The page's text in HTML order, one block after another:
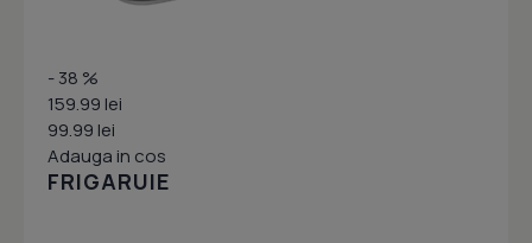
- 38 %
159.99 lei
99.99 lei
Adauga in cos
FRIGARUIE